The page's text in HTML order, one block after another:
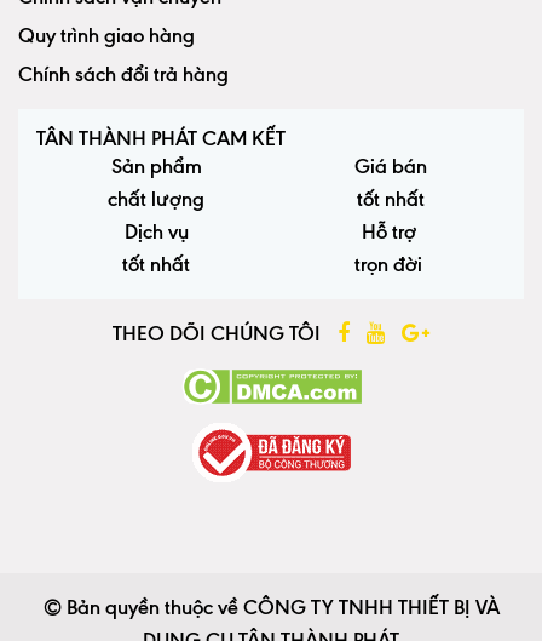
Quy trình giao hàng
Chính sách đổi trả hàng
TÂN THÀNH PHÁT CAM KẾT
Sản phẩm
chất lượng
Giá bán
tốt nhất
Dịch vụ
tốt nhất
Hỗ trợ
trọn đời
THEO DÕI CHÚNG TÔI
© Bản quyền thuộc về CÔNG TY TNHH THIẾT BỊ VÀ